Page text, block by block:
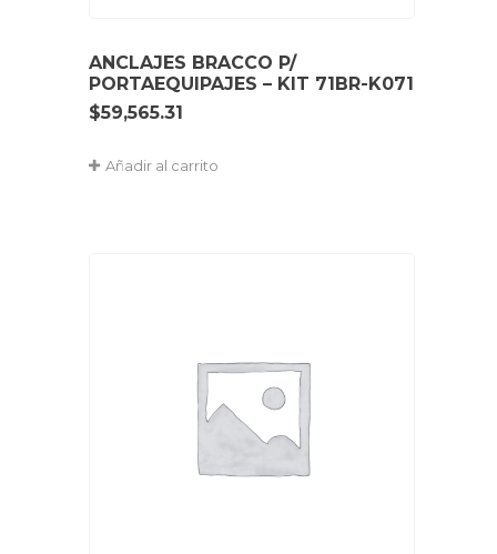
ANCLAJES BRACCO P/
PORTAEQUIPAJES – KIT 71BR-K071
$59,565.31
Añadir al carrito